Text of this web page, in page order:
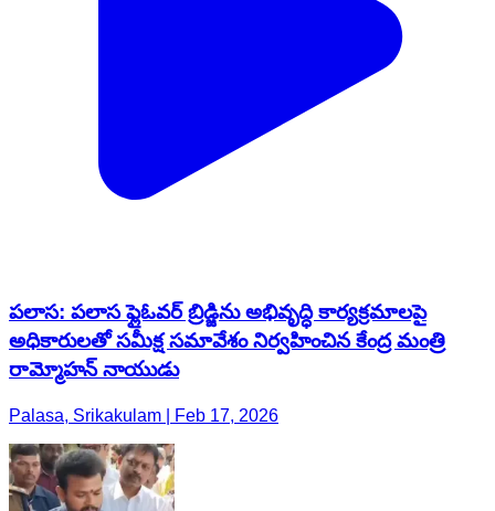
పలాస: పలాస ఫ్లైఓవర్ బ్రిడ్జిను అభివృద్ధి కార్యక్రమాలపై
అధికారులతో సమీక్ష సమావేశం నిర్వహించిన కేంద్ర మంత్రి
రామ్మోహన్ నాయుడు
Palasa, Srikakulam | Feb 17, 2026